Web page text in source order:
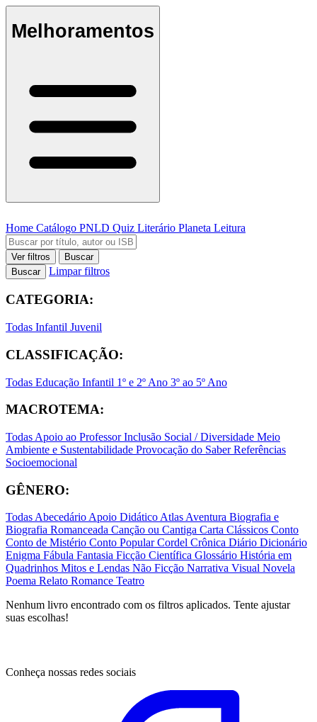
Melhoramentos
Home Catálogo PNLD Quiz Literário Planeta Leitura
Ver filtros
Buscar
Buscar
Limpar filtros
CATEGORIA:
Todas Infantil Juvenil
CLASSIFICAÇÃO:
Todas Educação Infantil 1º e 2º Ano 3º ao 5º Ano
MACROTEMA:
Todas Apoio ao ProfessorInclusão Social / Diversidade Meio
Ambiente e Sustentabilidade Provocação do SaberReferências
Socioemocional
GÊNERO:
TodasAbecedárioApoio DidáticoAtlasAventura Biografia e
Biografia Romanceada Canção ou Cantiga Carta Clássicos Conto
Conto de Mistério Conto PopularCordel Crônica Diário Dicionário
Enigma Fábula Fantasia Ficção Científica Glossário História em
Quadrinhos Mitos e Lendas Não Ficção Narrativa Visual Novela
Poema Relato Romance Teatro
Nenhum livro encontrado com os filtros aplicados. Tente ajustar
suas escolhas!
Conheça nossas redes sociais